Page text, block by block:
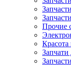
Прочие
Красота
Запчати